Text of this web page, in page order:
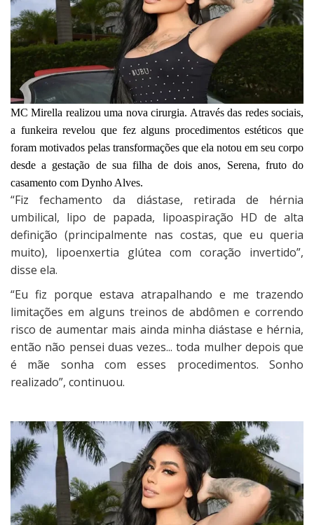
MC Mirella realizou uma nova cirurgia. Através das redes sociais,
a funkeira revelou que fez alguns procedimentos estéticos que
foram motivados pelas transformações que ela notou em seu corpo
desde a gestação de sua filha de dois anos, Serena, fruto do
casamento com Dynho Alves.
“Fiz fechamento da diástase, retirada de hérnia
umbilical, lipo de papada, lipoaspiração HD de alta
definição (principalmente nas costas, que eu queria
muito), lipoenxertia glútea com coração invertido”,
disse ela.
“Eu fiz porque estava atrapalhando e me trazendo
limitações em alguns treinos de abdômen e correndo
risco de aumentar mais ainda minha diástase e hérnia,
então não pensei duas vezes... toda mulher depois que
é mãe sonha com esses procedimentos. Sonho
realizado”, continuou.